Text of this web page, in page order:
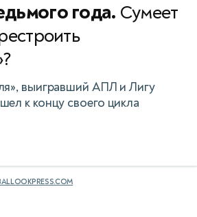
года. Сумеет
выигравший АПЛ и Лигу
к концу своего цикла